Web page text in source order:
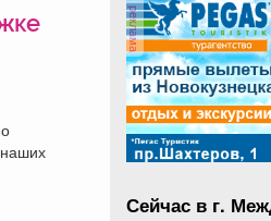
реклама
Сейчас в г.